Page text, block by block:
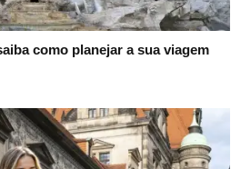
como planejar a sua viagem